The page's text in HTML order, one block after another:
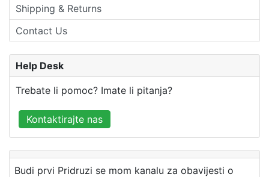
Shipping & Returns
Contact Us
Help Desk
Trebate li pomoc? Imate li pitanja?
Kontaktirajte nas
Budi prvi Pridruzi se mom kanalu za obavijesti o